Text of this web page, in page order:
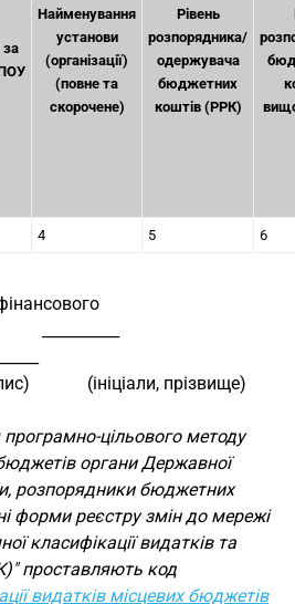
Найменування
установи
(організації)
(повне та
скорочене)
Рівень
розпорядника/
одержувача
бюджетних
коштів (РРК)
4 5 6
__________
(підпис)             (ініціали, прізвище)
цільового методу
органи Державної
розпорядники бюджетних
форми реєстру змін до мережі
класифікації видатків та
проставляють код
видатків місцевих бюджетів